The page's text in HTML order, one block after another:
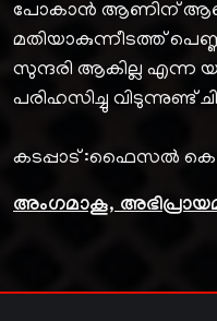
പോകാൻ ആണിന്
മതിയാകുന്നീടത്ത്
സുന്ദരി ആകില്ല എന്ന
പരിഹസിച്ചു വിടുന്നുണ്ട്
കടപ്പാട് :ഫൈസൽ
അംഗമാകൂ,